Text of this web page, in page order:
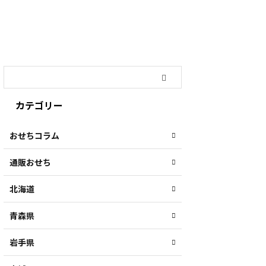
カテゴリー
おせちコラム
通販おせち
北海道
青森県
岩手県